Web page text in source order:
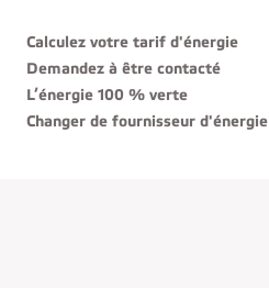
Calculez votre tarif d'énergie
Demandez à être contacté
L’énergie 100 % verte
Changer de fournisseur d'énergie